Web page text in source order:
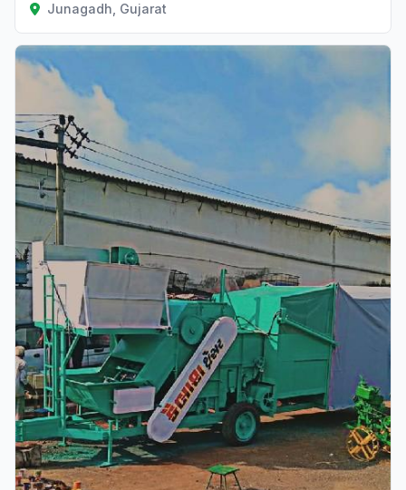
Junagadh, Gujarat